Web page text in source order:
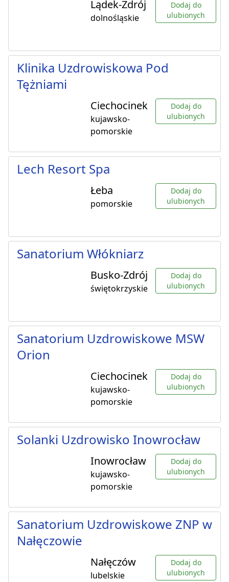
Lądek-Zdrój
dolnośląskie
Dodaj do
ulubionych
Klinika Uzdrowiskowa Pod
Tężniami
Ciechocinek
kujawsko-
pomorskie
Dodaj do
ulubionych
Lech Resort Spa
Łeba
pomorskie
Dodaj do
ulubionych
Sanatorium Włókniarz
Busko-Zdrój
świętokrzyskie
Dodaj do
ulubionych
Sanatorium Uzdrowiskowe MSW
Orion
Ciechocinek
kujawsko-
pomorskie
Dodaj do
ulubionych
Solanki Uzdrowisko Inowrocław
Inowrocław
kujawsko-
pomorskie
Dodaj do
ulubionych
Sanatorium Uzdrowiskowe ZNP w
Nałęczowie
Nałęczów
lubelskie
Dodaj do
ulubionych